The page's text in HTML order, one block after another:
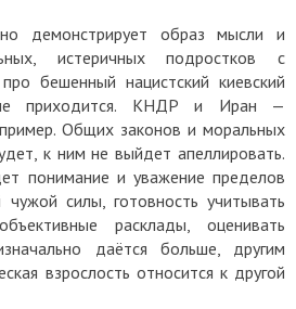
демонстрирует образ мысли и
истеричных подростков с
бешенный нацистский киевский
приходится. КНДР и Иран —
Общих законов и моральных
к ним не выйдет апеллировать.
понимание и уважение пределов
силы, готовность учитывать
расклады, оценивать
даётся больше, другим
взрослость относится к другой